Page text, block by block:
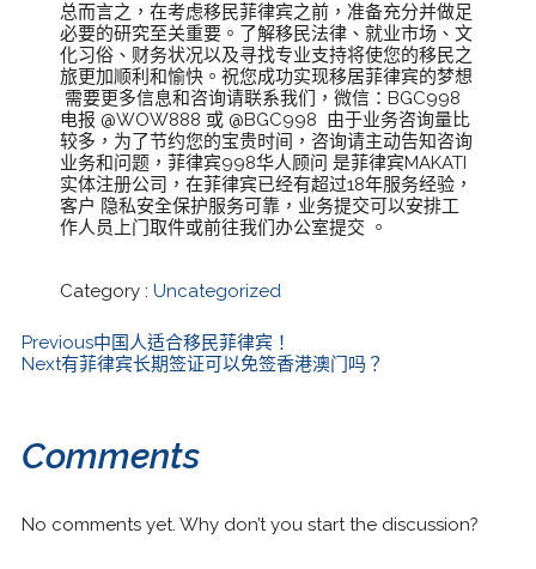
总而言之，在考虑移民菲律宾之前，准备充分并做足
必要的研究至关重要。了解移民法律、就业市场、文
化习俗、财务状况以及寻找专业支持将使您的移民之
旅更加顺利和愉快。祝您成功实现移居菲律宾的梦想
需要更多信息和咨询请联系我们，微信：BGC998
电报 @WOW888 或 @BGC998 由于业务咨询量比
较多，为了节约您的宝贵时间，咨询请主动告知咨询
业务和问题，菲律宾998华人顾问 是菲律宾MAKATI
实体注册公司，在菲律宾已经有超过18年服务经验，
客户 隐私安全保护服务可靠，业务提交可以安排工
作人员上门取件或前往我们办公室提交 。
Category : Uncategorized
Previous中国人适合移民菲律宾！
Next有菲律宾长期签证可以免签香港澳门吗？
Comments
No comments yet. Why don’t you start the discussion?